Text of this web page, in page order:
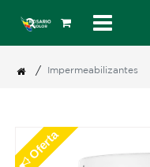
/ Impermeabilizantes
Oferta